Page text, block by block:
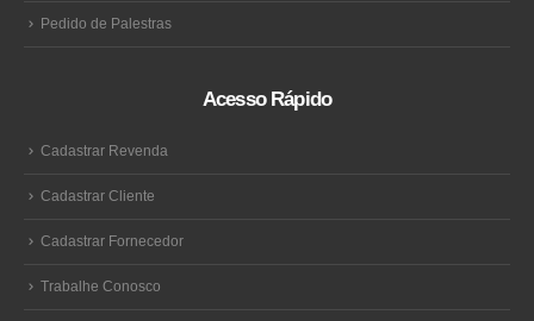
Pedido de Palestras
Acesso Rápido
Cadastrar Revenda
Cadastrar Cliente
Cadastrar Fornecedor
Trabalhe Conosco